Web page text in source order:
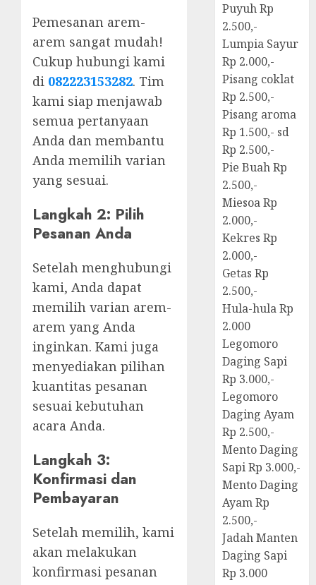
Pemesanan arem-
arem sangat mudah!
Cukup hubungi kami
di 082223153282. Tim
kami siap menjawab
semua pertanyaan
Anda dan membantu
Anda memilih varian
yang sesuai.
Langkah 2: Pilih
Pesanan Anda
Setelah menghubungi
kami, Anda dapat
memilih varian arem-
arem yang Anda
inginkan. Kami juga
menyediakan pilihan
kuantitas pesanan
sesuai kebutuhan
acara Anda.
Langkah 3:
Konfirmasi dan
Pembayaran
Setelah memilih, kami
akan melakukan
konfirmasi pesanan
Puyuh Rp
2.500,-
Lumpia Sayur
Rp 2.000,-
Pisang coklat
Rp 2.500,-
Pisang aroma
Rp 1.500,- sd
Rp 2.500,-
Pie Buah Rp
2.500,-
Miesoa Rp
2.000,-
Kekres Rp
2.000,-
Getas Rp
2.500,-
Hula-hula Rp
2.000
Legomoro
Daging Sapi
Rp 3.000,-
Legomoro
Daging Ayam
Rp 2.500,-
Mento Daging
Sapi Rp 3.000,-
Mento Daging
Ayam Rp
2.500,-
Jadah Manten
Daging Sapi
Rp 3.000